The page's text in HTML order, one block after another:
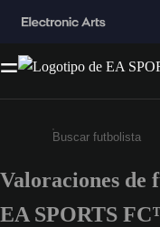
Escribe un
Valoraciones de
EA SPORTS